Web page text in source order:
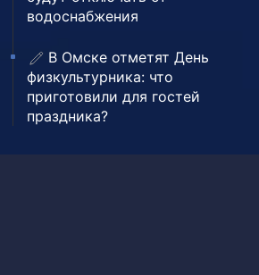
водоснабжения
В Омске отметят День
физкультурника: что
приготовили для гостей
праздника?